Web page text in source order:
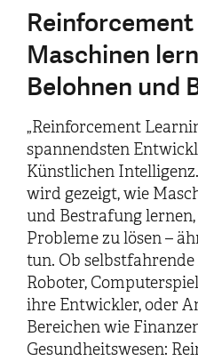
Maschinen
Belohnen und
„Reinforcement
spannendsten
Künstlichen
wird gezeigt, wie
und Bestrafung
Probleme zu lösen –
tun. Ob
Roboter,
ihre Entwickler, oder
Bereichen wie
Gesundheitswesen: